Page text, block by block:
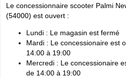
Le concessionnaire scooter Palmi
(54000) est ouvert :
Lundi : Le magasin est fermé
Mardi : Le concessionaire est
14:00 à 19:00
Mercredi : Le concessionaire
de 14:00 à 19:00